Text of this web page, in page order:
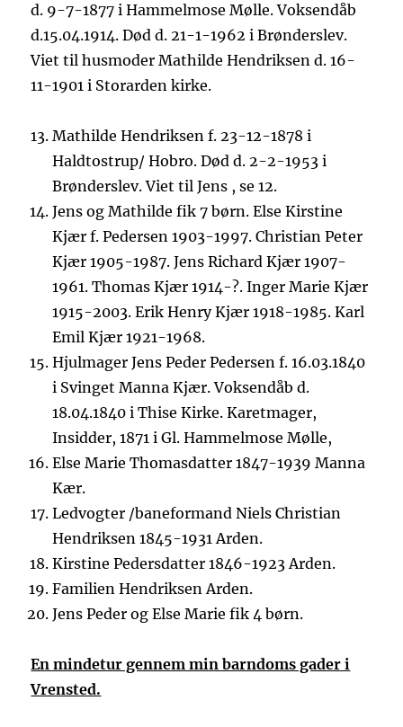
d. 9-7-1877 i Hammelmose Mølle. Voksendåb
d.15.04.1914. Død d. 21-1-1962 i Brønderslev.
Viet til husmoder Mathilde Hendriksen d. 16-
11-1901 i Storarden kirke.
Mathilde Hendriksen f. 23-12-1878 i
Haldtostrup/ Hobro. Død d. 2-2-1953 i
Brønderslev. Viet til Jens , se 12.
Jens og Mathilde fik 7 børn. Else Kirstine
Kjær f. Pedersen 1903-1997. Christian Peter
Kjær 1905-1987. Jens Richard Kjær 1907-
1961. Thomas Kjær 1914-?. Inger Marie Kjær
1915-2003. Erik Henry Kjær 1918-1985. Karl
Emil Kjær 1921-1968.
Hjulmager Jens Peder Pedersen f. 16.03.1840
i Svinget Manna Kjær. Voksendåb d.
18.04.1840 i Thise Kirke. Karetmager,
Insidder, 1871 i Gl. Hammelmose Mølle,
Else Marie Thomasdatter 1847-1939 Manna
Kær.
Ledvogter /baneformand Niels Christian
Hendriksen 1845-1931 Arden.
Kirstine Pedersdatter 1846-1923 Arden.
Familien Hendriksen Arden.
Jens Peder og Else Marie fik 4 børn.
En mindetur gennem min barndoms gader i
Vrensted.